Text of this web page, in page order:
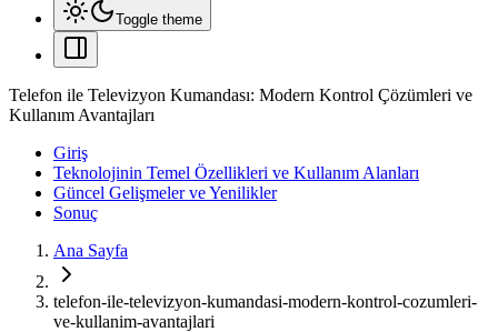
Toggle theme
Telefon ile Televizyon Kumandası: Modern Kontrol Çözümleri ve
Kullanım Avantajları
Giriş
Teknolojinin Temel Özellikleri ve Kullanım Alanları
Güncel Gelişmeler ve Yenilikler
Sonuç
Ana Sayfa
telefon-ile-televizyon-kumandasi-modern-kontrol-cozumleri-
ve-kullanim-avantajlari